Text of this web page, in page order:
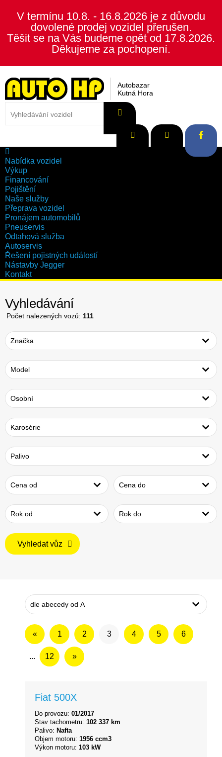
V termínu 10.8. - 16.8.2026 je z důvodu
dovolené prodej vozidel přerušen.
Těšit se na Vás budeme opět od 17.8.2026.
Děkujeme za pochopení.
Autobazar
Kutná Hora
Nabídka vozidel
Výkup
Financování
Pojištění
Naše služby
Přeprava vozidel
Pronájem automobilů
Pneuservis
Odtahová služba
Autoservis
Řešení pojistných událostí
Nástavby Jegger
Kontakt
Vyhledávání
Počet nalezených vozů: 111
Vyhledat vůz
« 1 2 3 4 5 6
... 12 »
Fiat 500X
Do provozu: 01/2017
Stav tachometru: 102 337 km
Palivo: Nafta
Objem motoru: 1956 ccm3
Výkon motoru: 103 kW